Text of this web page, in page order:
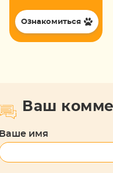
Ознакомиться
Ваш
Ваше имя